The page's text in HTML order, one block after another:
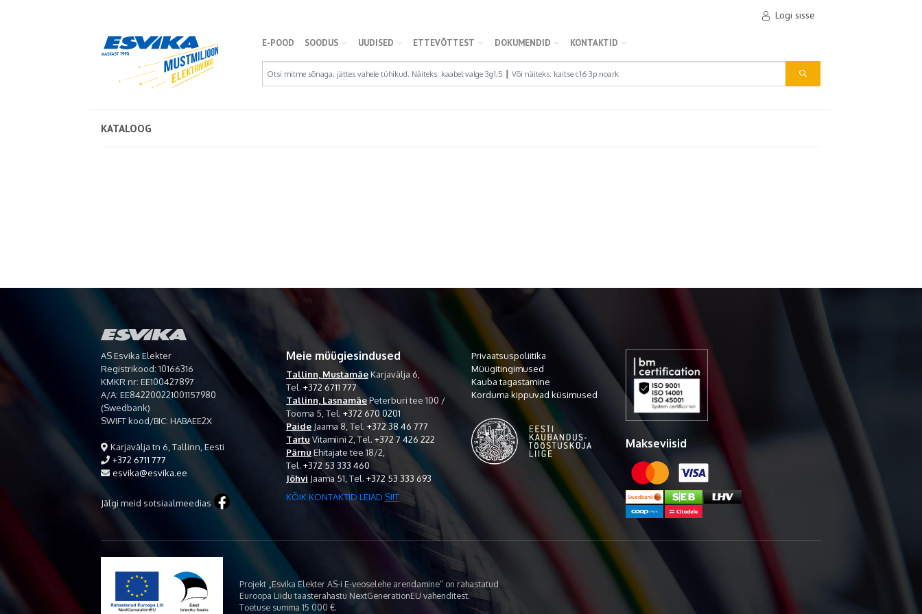
Logi sisse
E-POOD SOODUS UUDISED ETTEVÕTTEST DOKUMENDID KONTAKTID
KATALOOG
AS Esvika Elekter
Registrikood: 10166316
KMKR nr: EE100427897
A/A: EE842200221001157980
(Swedbank)
SWIFT kood/BIC: HABAEE2X
Karjavälja tn 6, Tallinn, Eesti
+372 6711 777
esvika@esvika.ee
Jälgi meid sotsiaalmeedias
Meie müügiesindused
Tallinn, MustamäeKarjavälja 6,
Tel. +372 6711 777
Tallinn, LasnamäePeterburi tee 100 /
Tooma 5, Tel. +372 670 0201
Paide Jaama 8, Tel. +372 38 46 777
Tartu Vitamiini 2,Tel. +372 7 426 222
Pärnu Ehitajate tee 18/2,
Tel. +372 53 333 460
Jõhvi Jaama 51, Tel. +372 53 333 693
KÕIK KONTAKTID LEIAD SIIT
Privaatsuspoliitika
Müügitingimused
Kauba tagastamine
Korduma kippuvad küsimused
Makseviisid
Projekt „Esvika Elekter AS-i E-veoselehe arendamine“ on rahastatud
Euroopa Liidu taasterahastu NextGenerationEU vahenditest.
Toetuse summa 15 000 €.